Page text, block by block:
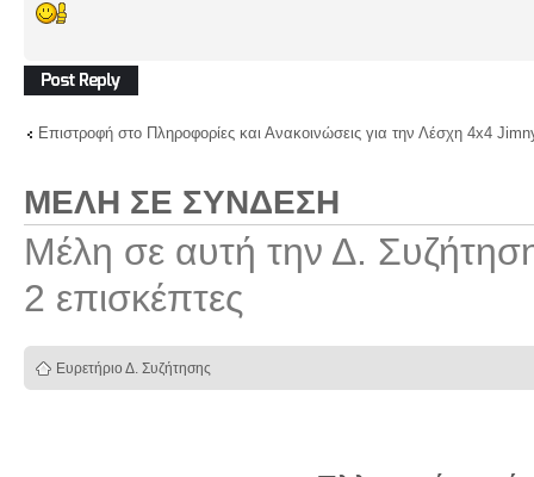
Δημιουργία
απάντησης
Επιστροφή στο Πληροφορίες και Ανακοινώσεις για την Λέσχη 4x4
ΜΈΛΗ ΣΕ ΣΎΝΔΕΣΗ
Μέλη σε αυτή την Δ.
2 επισκέπτες
Ευρετήριο Δ. Συζήτησης